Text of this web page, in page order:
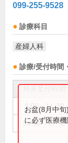
099-255-9528
診療科目
産婦人科
診療/受付時間
9:00～11:30
14:00～17:30
お盆(8月中
に必ず医療